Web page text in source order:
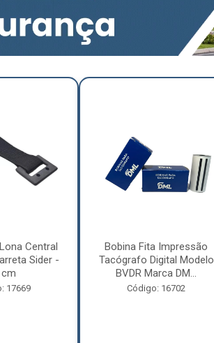
Central
Sider -
17669
Bobina Fita Impressão
Tacógrafo Digital Modelo
BVDR Marca DM...
Código: 16702